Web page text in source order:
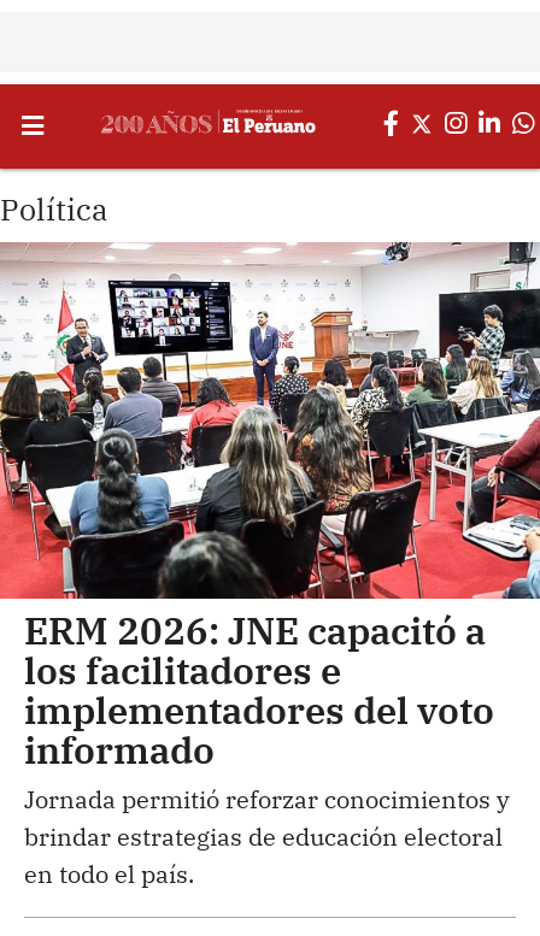
Política
ERM 2026: JNE capacitó a
los facilitadores e
implementadores del voto
informado
Jornada permitió reforzar conocimientos y
brindar estrategias de educación electoral
en todo el país.